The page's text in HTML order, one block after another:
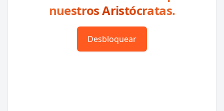
nuestros Aristócratas.
Desbloquear